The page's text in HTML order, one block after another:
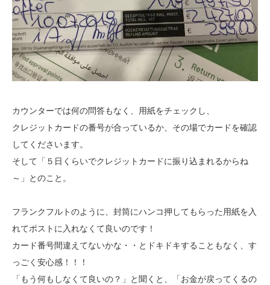
カウンターでは何の問答もなく、用紙をチェックし、
クレジットカードの番号が合っているか、その場でカードを確認
してくださいます。
そして「５日くらいでクレジットカードに振り込まれるからね
～」とのこと。
フランクフルトのように、封筒にハンコ押してもらった用紙を入
れてポストに入れなくて良いのです！
カード番号間違えてないかな・・とドキドキすることもなく、す
っごく安心感！！！
「もう何もしなくて良いの？」と聞くと、「お金が戻ってくるの